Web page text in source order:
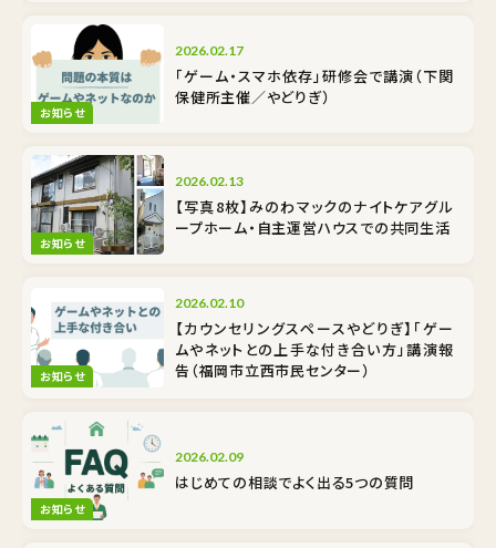
お知らせ
2026.02.17
「ゲーム・スマホ依存」研修会で講演（下関
保健所主催／やどりぎ）
お知らせ
2026.02.13
【写真8枚】みのわマックのナイトケア――グル
ープホーム・自主運営ハウスでの共同生活
お知らせ
2026.02.10
【カウンセリングスペースやどりぎ】「ゲー
ムやネットとの上手な付き合い方」講演報
告（福岡市立西市民センター）
お知らせ
2026.02.09
はじめての相談でよく出る5つの質問